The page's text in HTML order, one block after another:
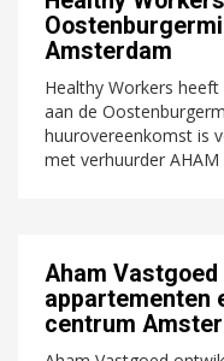
Amsterdam
Healthy Workers
aan de
huurovereenkomst is
met verhuurder AHAM
Aham
appartementen
centrum